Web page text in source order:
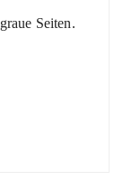
Seiten.